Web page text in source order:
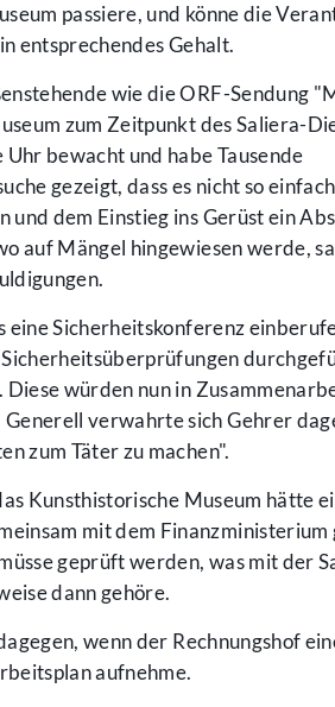
passiere, und könne die
entsprechendes Gehalt.
wie die ORF-Sendung
zum Zeitpunkt des Saliera-
bewacht und habe Tausende
gezeigt, dass es nicht so
und dem Einstieg ins Gerüst ein
auf Mängel hingewiesen werde,
Sicherheitskonferenz
würden nun in
verwahrte sich Gehrer
zum Täter zu machen".
Kunsthistorische Museum hätte
mit dem
geprüft werden, was mit der
dann gehöre.
wenn der Rechnungshof
aufnehme.